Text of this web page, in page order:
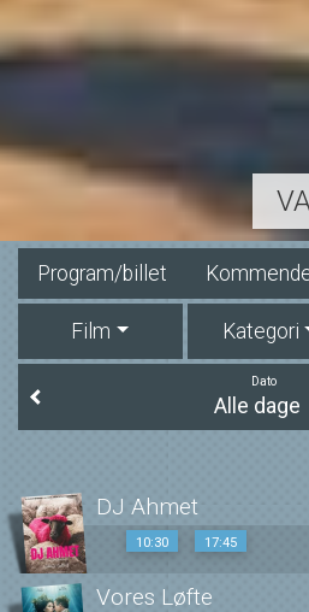
Program/billet
Film Kategori
Dato
Alle dage
DJ Ahmet
10:30 17:45
10:30 17:45
Vores Løfte